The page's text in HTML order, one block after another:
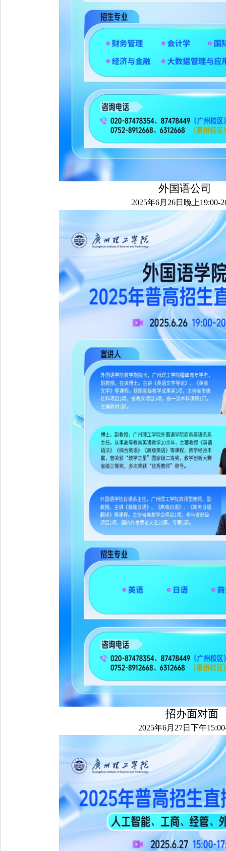
外国语公司
2025年6月26日晚上19:00-
招办面对面
2025年6月27日下午